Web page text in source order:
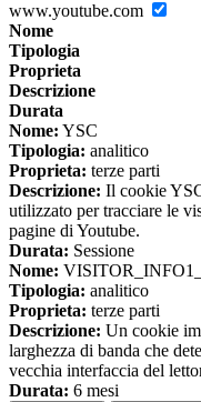
www.youtube.com
Nome
Tipologia
Proprieta
Descrizione
Durata
Nome: YSC
Tipologia: analitico
Proprieta: terze parti
Descrizione: Il cookie
utilizzato per tracciare le
pagine di Youtube.
Durata: Sessione
Nome:
Tipologia: analitico
Proprieta: terze parti
Descrizione: Un cookie
larghezza di banda che
vecchia interfaccia del
Durata: 6 mesi